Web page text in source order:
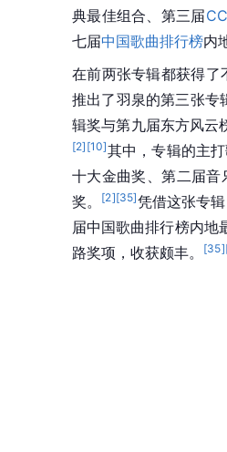
典最佳组合、第三届
七届中国歌曲排行榜内
在前两张专辑都获得
推出了羽泉的第三张专
辑奖与第九届东方风云
[2] [10]其中，专辑的主
十大金曲奖、第二届
奖。
[2][35]凭借这张专
届中国歌曲排行榜内地
路奖项，收获颇丰。
[35]